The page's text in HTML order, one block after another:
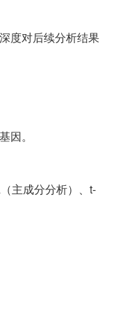
度对后续分析结果
因。
主成分分析）、t-